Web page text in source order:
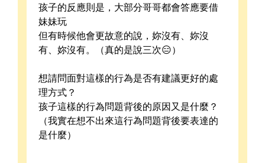
孩子的反應則是，大部分哥哥都會答應要借
妹妹玩
但有時候他會更故意的說，妳沒有、妳沒
有、妳沒有。（真的是說三次😑）
想請問面對這樣的行為是否有建議更好的處
理方式？
孩子這樣的行為問題背後的原因又是什麼？
（我實在想不出來這行為問題背後要表達的
是什麼）